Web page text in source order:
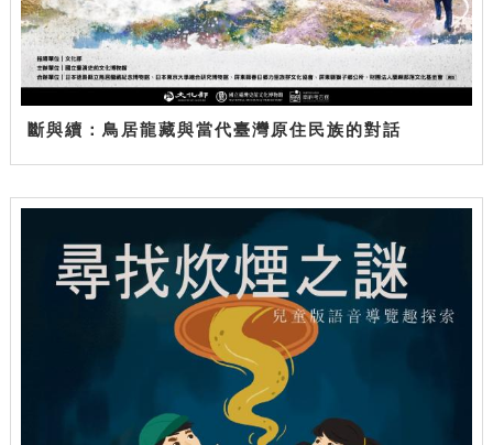
斷與續：鳥居龍藏與當代臺灣原住民族的對話